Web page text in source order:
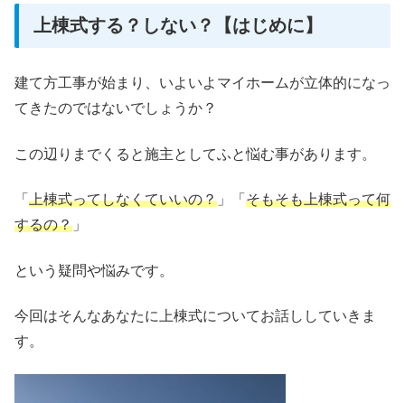
上棟式する？しない？【はじめに】
建て方工事が始まり、いよいよマイホームが立体的になっ
てきたのではないでしょうか？
この辺りまでくると施主としてふと悩む事があります。
「 上棟式ってしなくていいの？ 」「 そもそも上棟式って何
するの？ 」
という疑問や悩みです。
今回はそんなあなたに上棟式についてお話ししていきま
す。